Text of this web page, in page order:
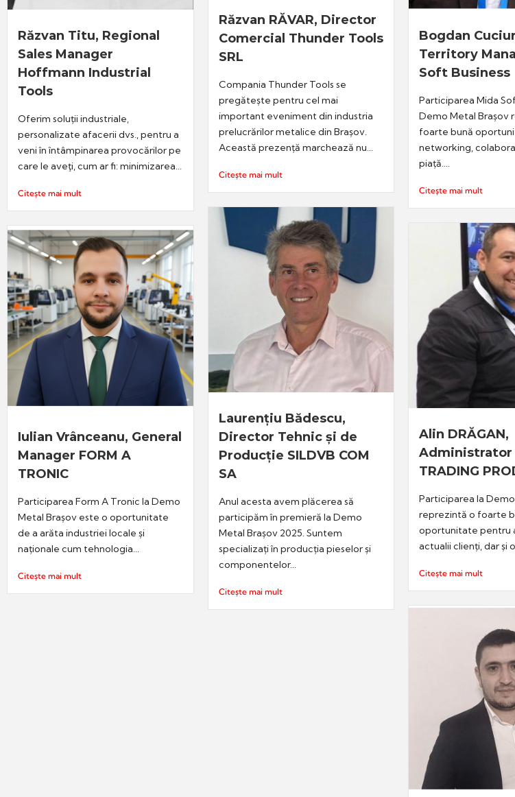
Răzvan RĂVAR, Director
Comercial Thunder Tools
SRL
Compania Thunder Tools se
pregătește pentru cel mai
important eveniment din industria
prelucrărilor metalice din Brașov.
Această prezență marchează nu...
Citește mai mult
Răzvan Titu, Regional
Sales Manager
Hoffmann Industrial
Tools
Oferim soluții industriale,
personalizate afacerii dvs., pentru a
veni în întâmpinarea provocărilor pe
care le aveţi, cum ar fi: minimizarea...
Citește mai mult
Bogdan
Territory
Soft Business
Participarea Mida
Demo Metal Brașov
foarte bună
networking,
piață....
Citește mai mult
Laurențiu Bădescu,
Director Tehnic și de
Producție SILDVB COM
SA
Anul acesta avem plăcerea să
participăm în premieră la Demo
Metal Brașov 2025. Suntem
specializați în producția pieselor și
componentelor...
Citește mai mult
Alin DRĂGAN,
Administrator
TRADING
Participarea la
reprezintă o foarte
oportunitate pentru
actualii clienți, dar și
Citește mai mult
Iulian Vrânceanu, General
Manager FORM A
TRONIC
Participarea Form A Tronic la Demo
Metal Brașov este o oportunitate
de a arăta industriei locale și
naționale cum tehnologia...
Citește mai mult